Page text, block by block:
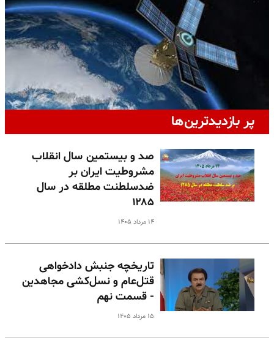
پر بازدیدترین‌ها
صد و بیستمین سال انقلاب
مشروطیت ایران بر
ضدسلطنت مطلقه در سال
۱۲۸۵
۱۴ مرداد ۱۴۰۵
تاریخچه جنبش دادخواهی
قتل‌عام و نسل‌کشی مجاهدین
- قسمت نهم
۱۵ مرداد ۱۴۰۵